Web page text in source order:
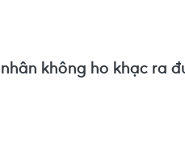
không ho khạc ra